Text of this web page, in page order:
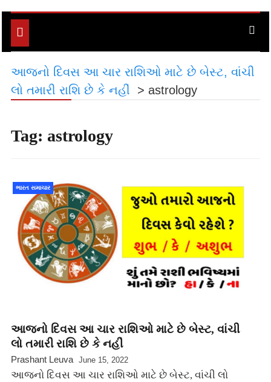
Toggle
navigation
આજનો દિવસ આ ચાર રાશિઓ માટે છે બેસ્ટ, વાંચી
લો તમારી રાશિ છે કે નહીં
> astrology
Tag: astrology
ભારત સમાચાર
આજનો દિવસ આ ચાર રાશિઓ માટે છે બેસ્ટ, વાંચી
લો તમારી રાશિ છે કે નહીં
Prashant Leuva June 15, 2022
આજનો દિવસ આ ચાર રાશિઓ માટે છે બેસ્ટ, વાંચી લો